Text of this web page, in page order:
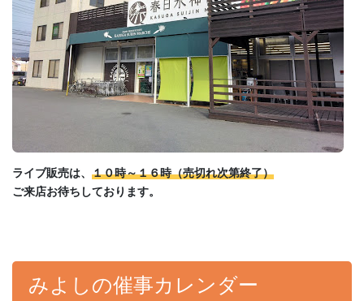
ライブ販売は、 １０時～１６時（売切れ次第終了）
ご来店お待ちしております。
みよしの催事カレンダー